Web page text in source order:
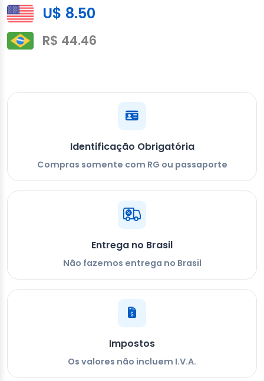
U$ 8.50
R$ 44.46
Identificação Obrigatória
Compras somente com RG ou passaporte
Entrega no Brasil
Não fazemos entrega no Brasil
Impostos
Os valores não incluem I.V.A.